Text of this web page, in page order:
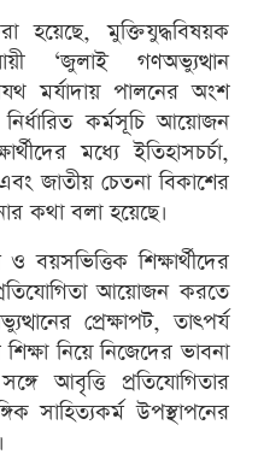
হয়েছে, মুক্তিযুদ্ধবিষয়ক
‘জুলাই গণঅভ্যুত্থান
মর্যাদায় পালনের অংশ
নির্ধারিত কর্মসূচি আয়োজন
মধ্যে ইতিহাসচর্চা,
জাতীয় চেতনা বিকাশের
কথা বলা হয়েছে।
ও বয়সভিত্তিক শিক্ষার্থীদের
আয়োজন করতে
প্রেক্ষাপট, তাৎপর্য
নিয়ে নিজেদের ভাবনা
আবৃত্তি প্রতিযোগিতার
সাহিত্যকর্ম উপস্থাপনের